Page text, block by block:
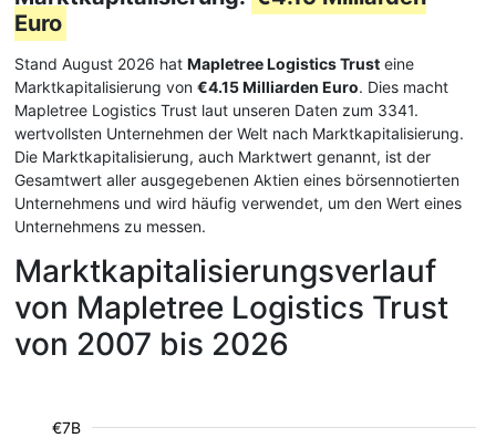
Euro
Stand August 2026 hat Mapletree Logistics Trust eine
Marktkapitalisierung von €4.15 Milliarden Euro. Dies macht
Mapletree Logistics Trust laut unseren Daten zum 3341.
wertvollsten Unternehmen der Welt nach Marktkapitalisierung.
Die Marktkapitalisierung, auch Marktwert genannt, ist der
Gesamtwert aller ausgegebenen Aktien eines börsennotierten
Unternehmens und wird häufig verwendet, um den Wert eines
Unternehmens zu messen.
Marktkapitalisierungsverlauf
von Mapletree Logistics Trust
von 2007 bis 2026
€7B